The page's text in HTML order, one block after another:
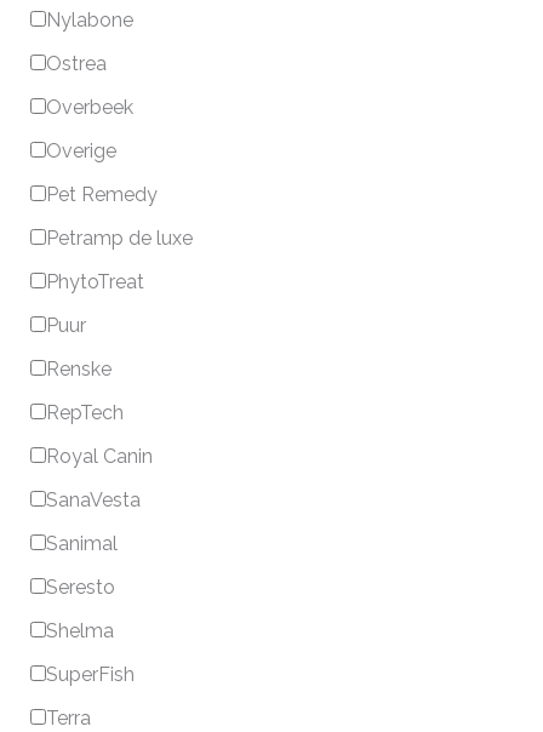
Nylabone
Ostrea
Overbeek
Overige
Pet Remedy
Petramp de luxe
PhytoTreat
Puur
Renske
RepTech
Royal Canin
SanaVesta
Sanimal
Seresto
Shelma
SuperFish
Terra